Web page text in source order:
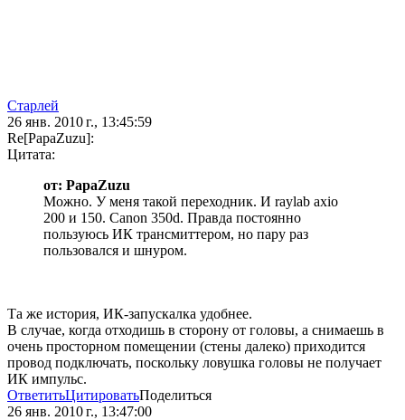
Старлей
26 янв. 2010 г., 13:45:59
Re[PapaZuzu]:
Цитата:
от: PapaZuzu
Можно. У меня такой переходник. И raylab axio
200 и 150. Canon 350d. Правда постоянно
пользуюсь ИК трансмиттером, но пару раз
пользовался и шнуром.
Та же история, ИК-запускалка удобнее.
В случае, когда отходишь в сторону от головы, а снимаешь в
очень просторном помещении (стены далеко) приходится
провод подключать, поскольку ловушка головы не получает
ИК импульс.
ОтветитьЦитироватьПоделиться
26 янв. 2010 г., 13:47:00